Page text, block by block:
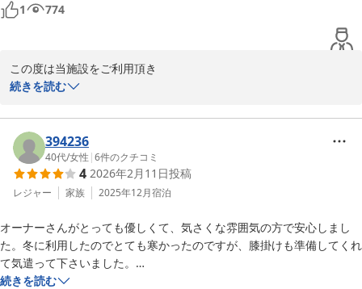
すね。
1 774
この度は当施設をご利用頂き
誠にありがとうございました。
設備に不備がありました事お詫び申し上げます。
早急に改善させて頂きます。
次回はご来訪の際はご不便のないよう、また更にご満足頂けますよ
う努めてまいります。
この度はありがとうございました。
グランコテージ ベンガルの森
2026-04-12
続きを読む
394236
40代/女性 |6件のクチコミ
4 2026年2月11日投稿
レジャー 家族 2025年12月宿泊
オーナーさんがとっても優しくて、気さくな雰囲気の方で安心しまし
た。冬に利用したのでとても寒かったのですが、膝掛けも準備してくれ
て気遣って下さいました。
夕飯はバーベキューをしましたが、火が安定するまでに時間がかかり、
続きを読む